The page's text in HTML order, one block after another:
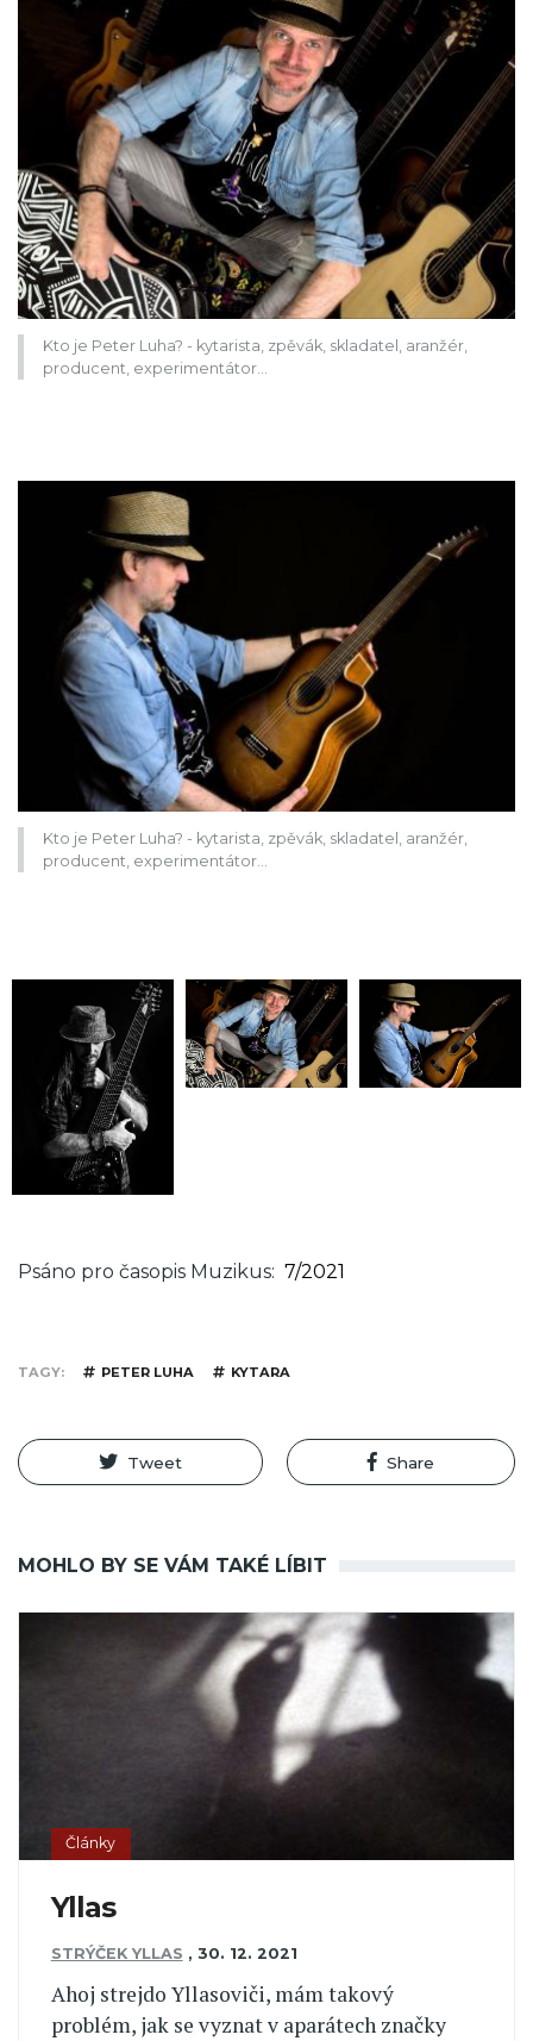
Kto je Peter Luha? - kytarista, zpěvák, skladatel, aranžér,
producent, experimentátor…
Kto je Peter Luha? - kytarista, zpěvák, skladatel, aranžér,
producent, experimentátor…
Psáno pro časopis Muzikus 7/2021
TAGY PETER LUHA KYTARA
Tweet Share
MOHLO BY SE VÁM TAKÉ LÍBIT
Články
Yllas
STRÝČEK YLLAS , 30. 12. 2021
Ahoj strejdo Yllasoviči, mám takový
problém, jak se vyznat v aparátech značky